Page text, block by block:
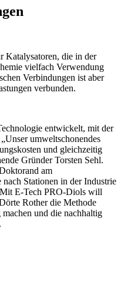
Katalysatoren, die in der
vielfach Verwendung
Verbindungen ist aber
verbunden.
entwickelt, mit der
umweltschonendes
und gleichzeitig
Gründer Torsten Sehl.
am
Stationen in der Industrie
E-Tech PRO-Diols will
Rother die Methode
und die nachhaltig